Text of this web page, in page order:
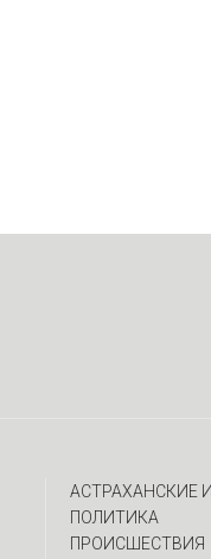
АСТРАХАНСКИЕ
ПОЛИТИКА
ПРОИСШЕСТВИЯ